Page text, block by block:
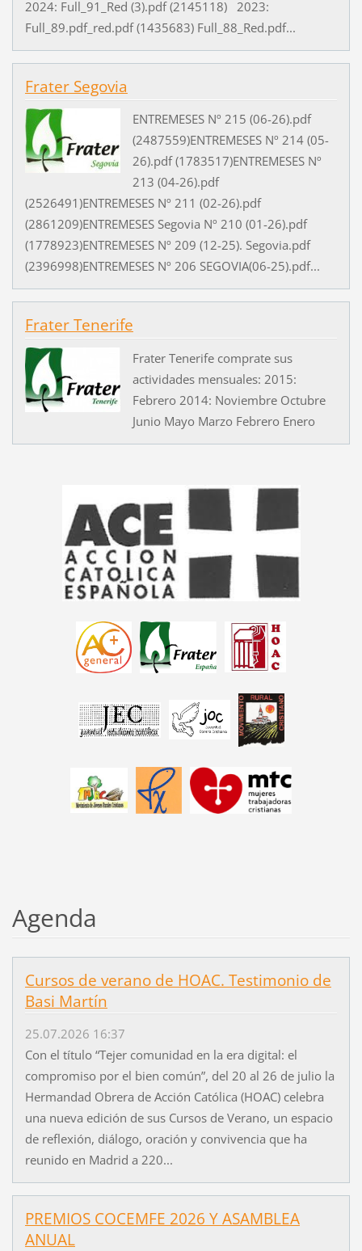
2024: Full_91_Red (3).pdf (2145118) 2023:
Full_89.pdf_red.pdf (1435683) Full_88_Red.pdf...
Frater Segovia
ENTREMESES Nº 215 (06-26).pdf
(2487559)ENTREMESES Nº 214 (05-
26).pdf (1783517)ENTREMESES Nº
213 (04-26).pdf
(2526491)ENTREMESES Nº 211 (02-26).pdf
(2861209)ENTREMESES Segovia Nº 210 (01-26).pdf
(1778923)ENTREMESES Nº 209 (12-25). Segovia.pdf
(2396998)ENTREMESES Nº 206 SEGOVIA(06-25).pdf...
Frater Tenerife
Frater Tenerife comprate sus
actividades mensuales: 2015:
Febrero 2014: Noviembre Octubre
Junio Mayo Marzo Febrero Enero
Agenda
Cursos de verano de HOAC. Testimonio de
Basi Martín
25.07.2026 16:37
Con el título “Tejer comunidad en la era digital: el
compromiso por el bien común”, del 20 al 26 de julio la
Hermandad Obrera de Acción Católica (HOAC) celebra
una nueva edición de sus Cursos de Verano, un espacio
de reflexión, diálogo, oración y convivencia que ha
reunido en Madrid a 220...
PREMIOS COCEMFE 2026 Y ASAMBLEA
ANUAL